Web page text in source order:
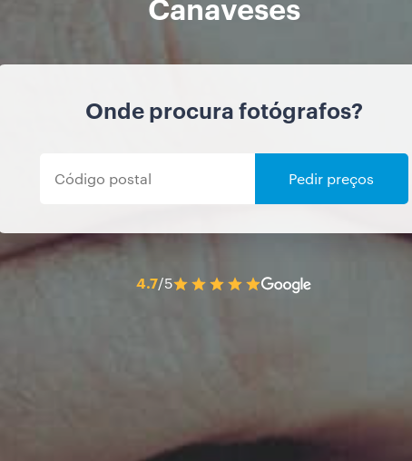
Onde procura fotógrafos?
Pedir preços
4.7/5